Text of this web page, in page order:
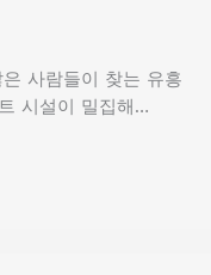
사람들이 찾는 유흥
시설이 밀집해…